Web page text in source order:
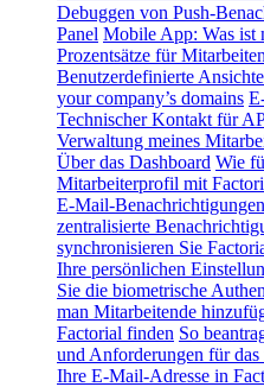
Debuggen von Push-
Panel Mobile App: Was ist
Prozentsätze für
Benutzerdefinierte
your company’s domains
Technischer Kontakt für
Verwaltung meines
Über das Dashboard Wie
Mitarbeiterprofil mit
E-Mail-
zentralisierte
synchronisieren Sie
Ihre persönlichen
Sie die biometrische
man Mitarbeitende
Factorial finden So
und Anforderungen für
Ihre E-Mail-Adresse in